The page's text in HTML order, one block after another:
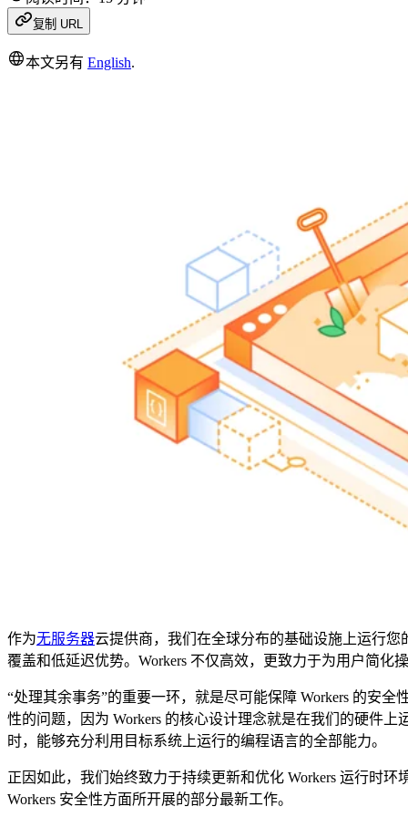
复制 URL
本文另有 English.
作为无服务器云提供商，我们在全球分布的基础设施上运行
覆盖和低延迟优势。Workers 不仅高效，更致力于为用户简化
“处理其余事务”的重要一环，就是尽可能保障 Workers 的安全
性的问题，因为 Workers 的核心设计理念就是在我们的硬件
时，能够充分利用目标系统上运行的编程语言的全部能力。
正因如此，我们始终致力于持续更新和优化 Workers 运行时
Workers 安全性方面所开展的部分最新工作。